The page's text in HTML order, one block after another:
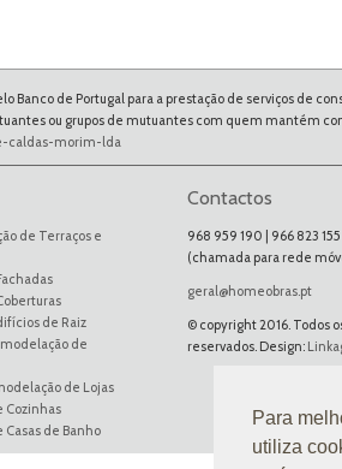
Para
utiliza
Banco de Portugal para a prestação de serviços de
ou grupos de mutuantes com quem mantém
caldas-morim-lda
de Terraços e
de Raiz
de
de Lojas
Cozinhas
de Banho
Contactos
968 959 190 | 966 823 155
(chamada para rede
geral@homeobras.pt
© copyright 2016. Todos
reservados. Design: